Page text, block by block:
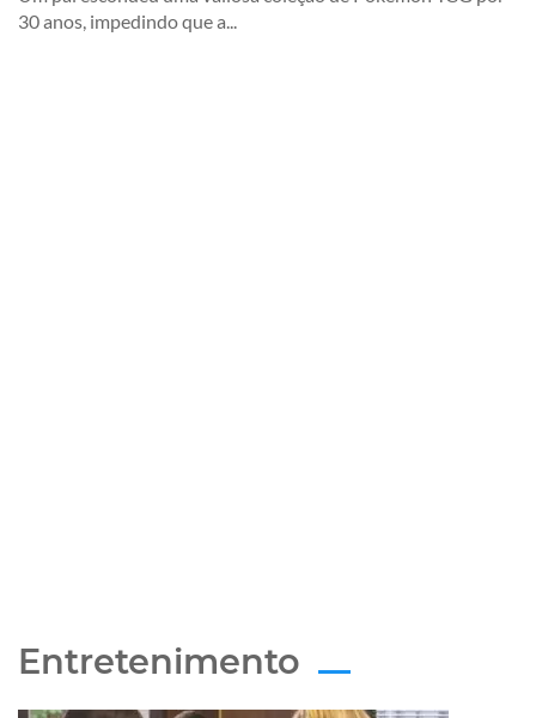
30 anos, impedindo que a...
Entretenimento